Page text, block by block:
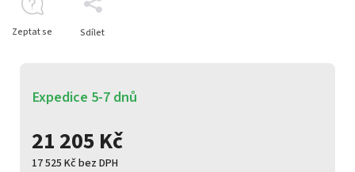
21 205 Kč
17 525 Kč bez DPH
Expedice 5-7 dnů
Zeptat se Sdílet